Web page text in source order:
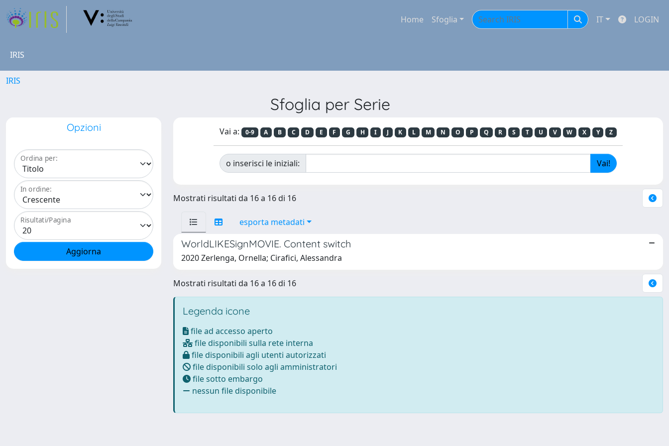
Home Sfoglia IT LOGIN
IRIS
IRIS
Sfoglia per Serie
Opzioni
Ordina per:
In ordine:
Risultati/Pagina
Vai a: 0-9 A B C D E F G H I J K L M N O P Q R S T U V W X Y Z
o inserisci le iniziali:
Mostrati risultati da 16 a 16 di 16
esporta metadati
WorldLIKESignMOVIE. Content switch
2020 Zerlenga, Ornella; Cirafici, Alessandra
Mostrati risultati da 16 a 16 di 16
Legenda icone
file ad accesso aperto
file disponibili sulla rete interna
file disponibili agli utenti autorizzati
file disponibili solo agli amministratori
file sotto embargo
nessun file disponibile